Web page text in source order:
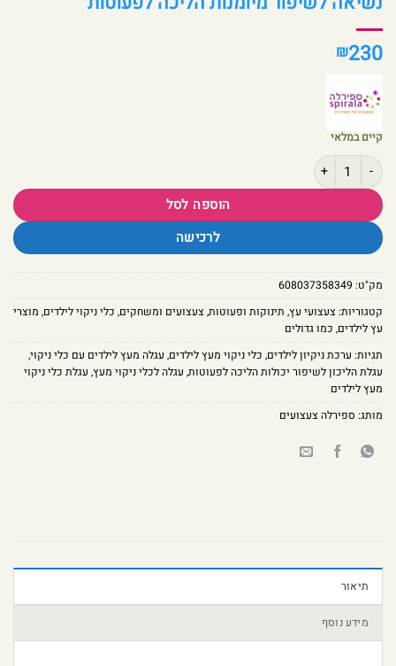
₪230
קיים במלאי
כמות של עגלה לכלי ניקוי מעץ לילדים מבית ספירלה בצבעי עץ, אפור ולבן עם
הוספה לסל
לרכישה
מק"ט: 608037358349
קטגוריות: צעצועי עץ, תינוקות ופעוטות, צעצועים ומשחקים, כלי ניקוי לילדים, מוצרי
עץ לילדים, כמו גדולים
תגיות: ערכת ניקיון לילדים, כלי ניקוי מעץ לילדים, עגלה מעץ לילדים עם כלי ניקוי,
עגלת הליכון לשיפור יכולות הליכה לפעוטות, עגלה לכלי ניקוי מעץ, עגלת כלי ניקוי
מעץ לילדים
מותג: ספירלה צעצועים
תיאור
מידע נוסף